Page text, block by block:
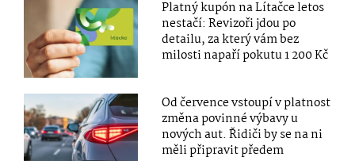
Platný kupón na Lítačce letos
nestačí: Revizoři jdou po
detailu, za který vám bez
milosti napaří pokutu 1 200 Kč
Od července vstoupí v platnost
změna povinné výbavy u
nových aut. Řidiči by se na ni
měli připravit předem